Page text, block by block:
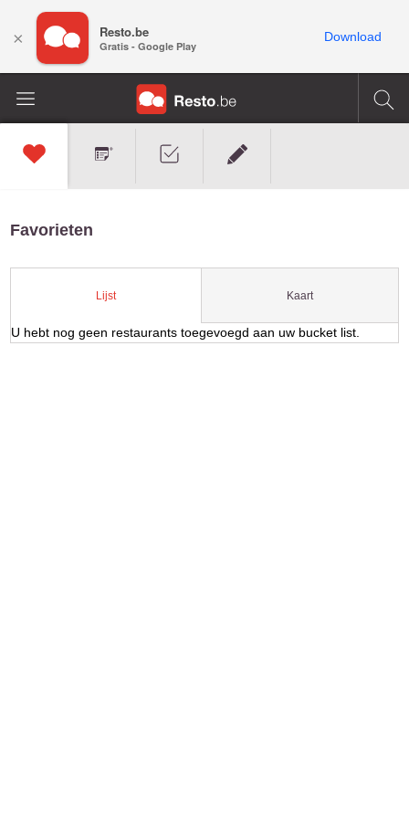
Favorieten
Lijst Kaart
U hebt nog geen restaurants toegevoegd aan uw bucket list.
× Resto.be
Gratis - Google Play
Download